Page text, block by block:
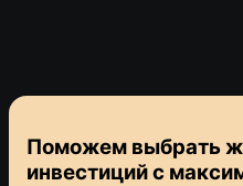
Поможем выбрать
инвестиций с